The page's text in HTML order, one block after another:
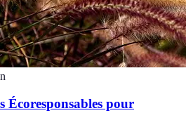
Écoresponsables pour